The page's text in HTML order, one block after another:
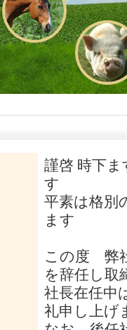
謹啓 時下
す
平素は格別
ます
この度 弊
を辞任し取
社長在任中
礼申し上げ